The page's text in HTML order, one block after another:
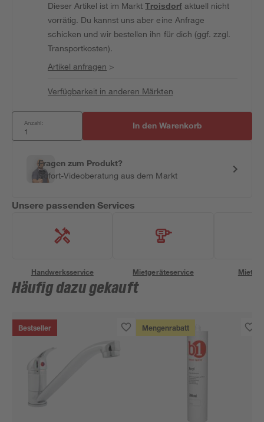
Dieser Artikel ist im MarktTroisdorfaktuell nicht
vorrätig. Du kannst uns aber eine Anfrage
schicken und wir bestellen ihn für dich (ggf. zzgl.
Transportkosten).
Artikel anfragen >
Verfügbarkeit in anderen Märkten
Anzahl: In den Warenkorb
Fragen zum Produkt?
Sofort-Videoberatung aus dem Markt
Unsere passenden Services
Handwerksservice Mietgeräteservice
Häufig dazu gekauft
Bestseller Mengenrabatt